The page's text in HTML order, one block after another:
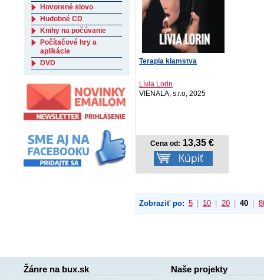
Terapia klamstva
Lívia Lorin
VIENALA, s.r.o, 2025
Cena od: 13,35 €
Zobraziť po: 5 10 20 40
Hovorené slovo
Hudobné CD
Knihy na počúvanie
Počítačové hry a
aplikácie
DVD
Žánre na bux.sk Naše projekty